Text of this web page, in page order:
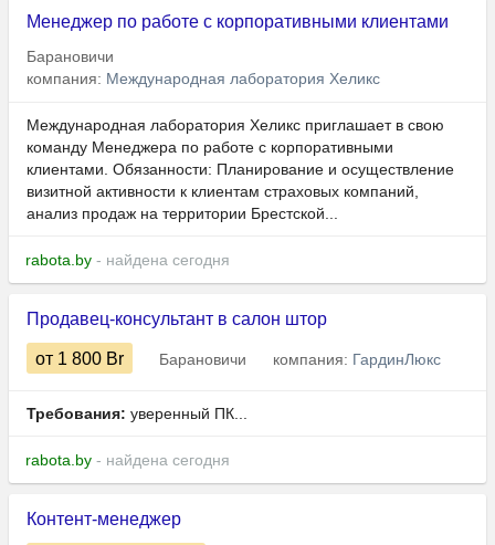
Менеджер по работе с корпоративными клиентами
Барановичи
компания: Международная лаборатория Хеликс
Международная лаборатория Хеликс приглашает в свою
команду Менеджера по работе с корпоративными
клиентами. Обязанности: Планирование и осуществление
визитной активности к клиентам страховых компаний,
анализ продаж на территории Брестской...
rabota.by - найдена сегодня
Продавец-консультант в салон штор
от 1 800 Br Барановичи компания: ГардинЛюкс
Требования: уверенный ПК...
rabota.by - найдена сегодня
Контент-менеджер